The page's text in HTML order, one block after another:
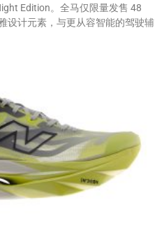
Edition。全马仅限量发售 48
设计元素，与更从容智能的驾驶辅